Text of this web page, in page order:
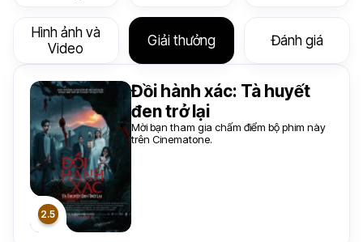
Hình ảnh và
Video
Giải thưởng Đánh giá
Đồi hành xác: Tà huyết
đen trở lại
Mời bạn tham gia chấm điểm bộ phim này
trên Cinematone.